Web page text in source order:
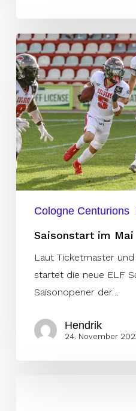
Saisonstart
im
Mai
Cologne Centurions
Saisonstart im Mai
Laut Ticketmaster
startet die neue ELF
Saisonopener der…
Hendrik
24. November